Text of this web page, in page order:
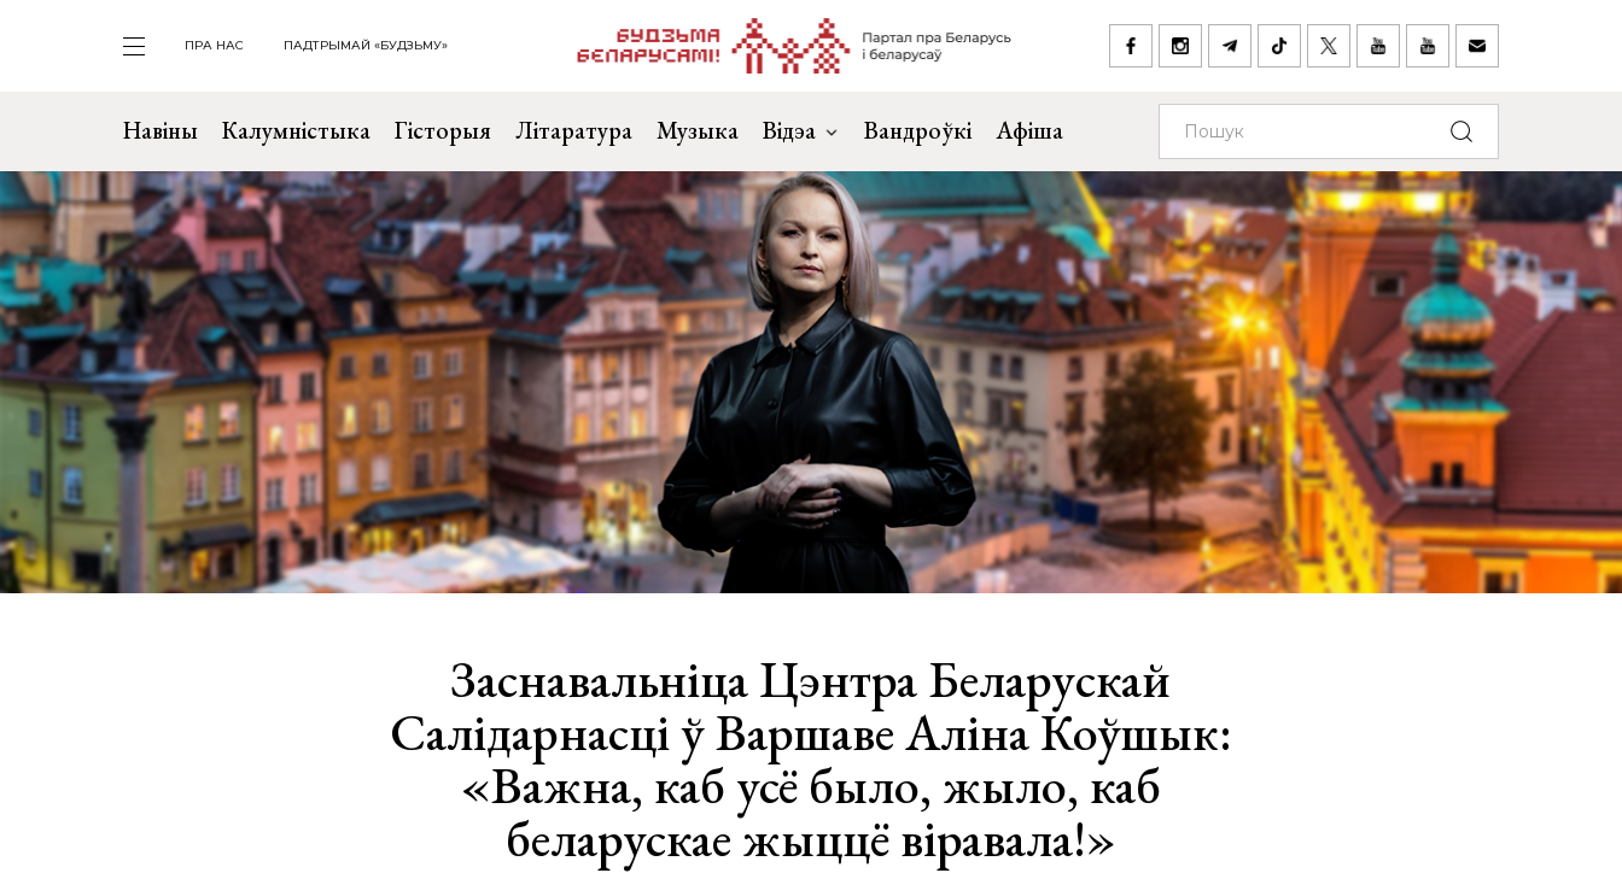
ПРА НАС ПАДТРЫМАЙ «БУДЗЬМУ»
Навіны Калумністыка Гісторыя Літаратура Музыка Відэа Вандроўкі Афіша
Заснавальніца Цэнтра Беларуcкай
Салідарнасці ў Варшаве Аліна Коўшык:
«Важна, каб усё было, жыло, каб
беларускае жыццё віравала!»